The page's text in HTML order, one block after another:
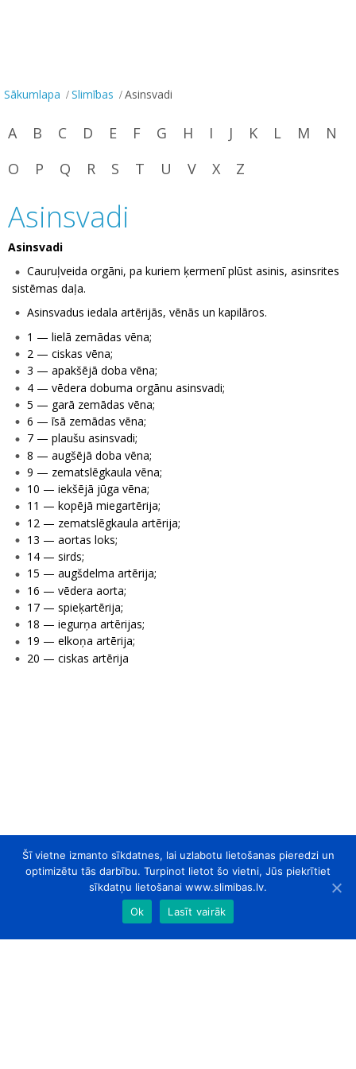
Sākumlapa Slimības Asinsvadi
A B C D E F G H I J K L M
N
O
P Q R S T U V X Z
Asinsvadi
Asinsvadi
Cauruļveida orgāni, pa kuriem ķermenī plūst asinis, asinsrites
sistēmas daļa.
Asinsvadus iedala artērijās, vēnās un kapilāros.
1 — lielā zemādas vēna;
2 — ciskas vēna;
3 — apakšējā doba vēna;
4 — vēdera dobuma orgānu asinsvadi;
5 — garā zemādas vēna;
6 — īsā zemādas vēna;
7 — plaušu asinsvadi;
8 — augšējā doba vēna;
9 — zematslēgkaula vēna;
10 — iekšējā jūga vēna;
11 — kopējā miegartērija;
12 — zematslēgkaula artērija;
13 — aortas loks;
14 — sirds;
15 — augšdelma artērija;
16 — vēdera aorta;
17 — spieķartērija;
18 — iegurņa artērijas;
19 — elkoņa artērija;
20 — ciskas artērija
Šī vietne izmanto sīkdatnes, lai uzlabotu lietošanas pieredzi un
optimizētu tās darbību. Turpinot lietot šo vietni, Jūs piekrītiet
sīkdatņu lietošanai www.slimibas.lv.
Ok
Lasīt vairāk